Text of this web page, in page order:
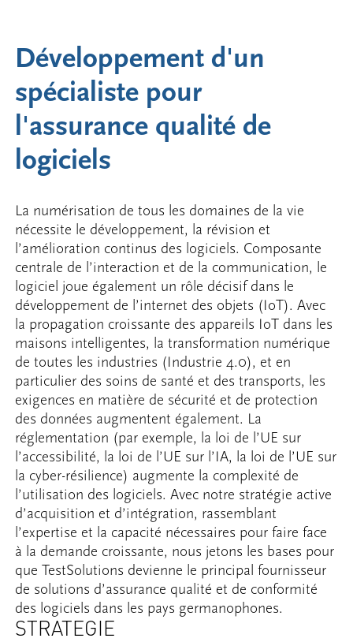
STRATEGIE
Développement d'un
spécialiste pour
l'assurance qualité de
logiciels
La numérisation de tous les domaines de la vie
nécessite le développement, la révision et
l’amélioration continus des logiciels. Composante
centrale de l’interaction et de la communication, le
logiciel joue également un rôle décisif dans le
développement de l’internet des objets (IoT). Avec
la propagation croissante des appareils IoT dans les
maisons intelligentes, la transformation numérique
de toutes les industries (Industrie 4.0), et en
particulier des soins de santé et des transports, les
exigences en matière de sécurité et de protection
des données augmentent également. La
réglementation (par exemple, la loi de l’UE sur
l’accessibilité, la loi de l’UE sur l’IA, la loi de l’UE sur
la cyber-résilience) augmente la complexité de
l’utilisation des logiciels. Avec notre stratégie active
d’acquisition et d’intégration, rassemblant
l’expertise et la capacité nécessaires pour faire face
à la demande croissante, nous jetons les bases pour
que TestSolutions devienne le principal fournisseur
de solutions d’assurance qualité et de conformité
des logiciels dans les pays germanophones.